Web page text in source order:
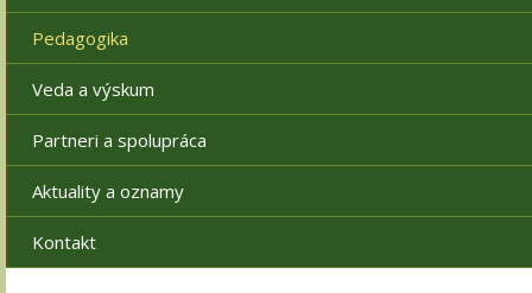
Pedagogika
Veda a výskum
Partneri a spolupráca
Aktuality a oznamy
Kontakt